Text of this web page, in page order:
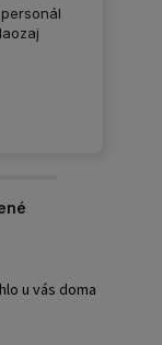
u vás doma